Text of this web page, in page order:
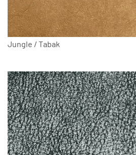
Jungle / Tabak